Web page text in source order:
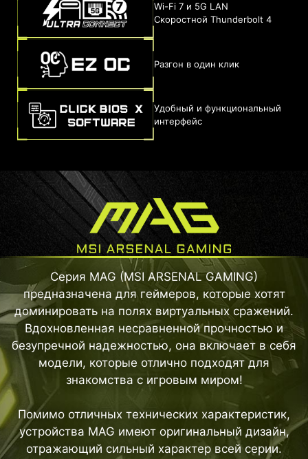
Wi-Fi 7 и 5G LAN
Скоростной Thunderbolt 4
Разгон в один клик
Удобный и функциональный
интерфейс
Серия MAG (MSI ARSENAL GAMING)
предназначена для геймеров, которые хотят
доминировать на полях виртуальных сражений.
Вдохновленная несравненной прочностью и
безупречной надежностью, она включает в себя
модели, которые отлично подходят для
знакомства с игровым миром!
Помимо отличных технических характеристик,
устройства MAG имеют оригинальный дизайн,
отражающий сильный характер всей серии.